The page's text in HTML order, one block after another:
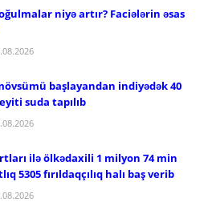
niyə artır? Faciələrin əsas
başlayandan indiyədək 40
suda tapılıb
ilə ölkədaxili 1 milyon 74 min
5305 fırıldaqçılıq halı baş verib